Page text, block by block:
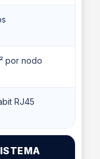
por nodo
RJ45